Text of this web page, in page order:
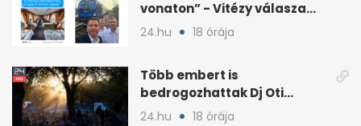
vonaton” - Vitézy válasza
Németh Balázs „nagy
leleplezésére”
24.hu 18 órája
Több embert is
bedrogozhattak Dj Oti
koncertjén, a Sziget reagált
24.hu 18 órája